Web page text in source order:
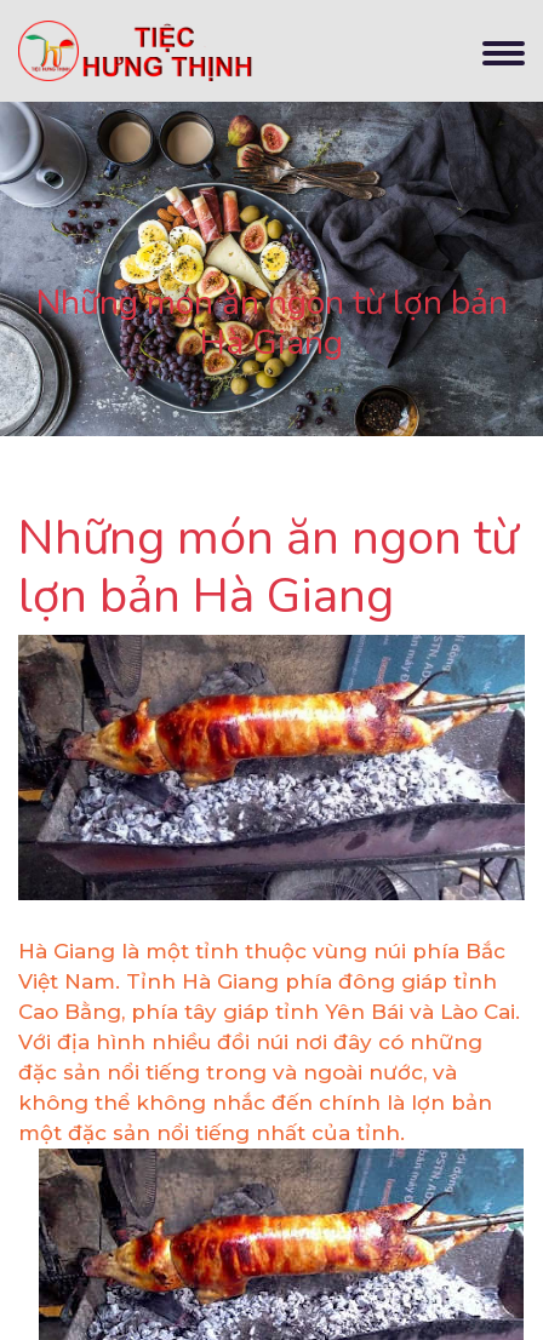
Những món ăn ngon từ lợn bản
Hà Giang
Những món ăn ngon từ
lợn bản Hà Giang
Hà Giang là một tỉnh thuộc vùng núi phía Bắc
Việt Nam. Tỉnh Hà Giang phía đông giáp tỉnh
Cao Bằng, phía tây giáp tỉnh Yên Bái và Lào Cai.
Với địa hình nhiều đồi núi nơi đây có những
đặc sản nổi tiếng trong và ngoài nước, và
không thể không nhắc đến chính là lợn bản
một đặc sản nổi tiếng nhất của tỉnh.